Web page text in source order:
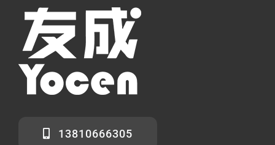
13810666305